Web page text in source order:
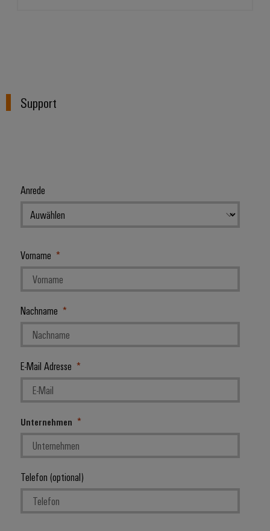
Support
Anrede
Vorname
Nachname
E-Mail Adresse
Unternehmen
Telefon (optional)